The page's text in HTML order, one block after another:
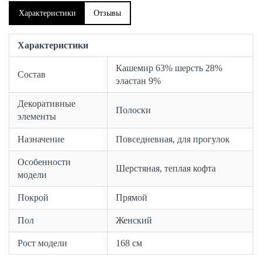
Характеристики Отзывы
Характеристики
Состав
Кашемир 63% шерсть 28%
эластан 9%
Декоративные
элементы
Полоски
Назначение Повседневная, для прогулок
Особенности
модели
Шерстяная, теплая кофта
Покрой Прямой
Пол Женский
Рост модели 168 см